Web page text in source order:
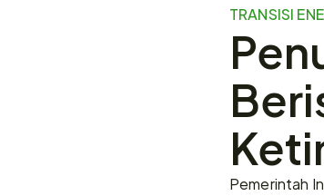
TRANSISI
Pemerintah